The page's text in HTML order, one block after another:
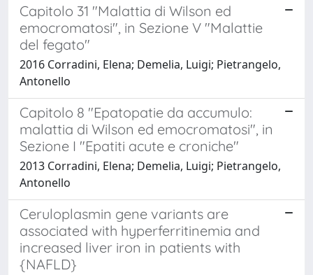
Capitolo 31 "Malattia di Wilson ed
emocromatosi", in Sezione V "Malattie
del fegato"
2016 Corradini, Elena; Demelia, Luigi; Pietrangelo,
Antonello
Capitolo 8 "Epatopatie da accumulo:
malattia di Wilson ed emocromatosi", in
Sezione I "Epatiti acute e croniche"
2013 Corradini, Elena; Demelia, Luigi; Pietrangelo,
Antonello
Ceruloplasmin gene variants are
associated with hyperferritinemia and
increased liver iron in patients with
{NAFLD}